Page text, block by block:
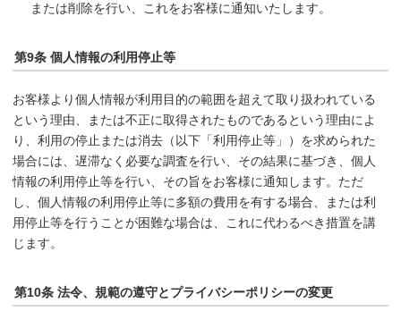
または削除を行い、これをお客様に通知いたします。
第9条 個人情報の利用停止等
お客様より個人情報が利用目的の範囲を超えて取り扱われている
という理由、または不正に取得されたものであるという理由によ
り、利用の停止または消去（以下「利用停止等」）を求められた
場合には、遅滞なく必要な調査を行い、その結果に基づき、個人
情報の利用停止等を行い、その旨をお客様に通知します。ただ
し、個人情報の利用停止等に多額の費用を有する場合、または利
用停止等を行うことが困難な場合は、これに代わるべき措置を講
じます。
第10条 法令、規範の遵守とプライバシーポリシーの変更